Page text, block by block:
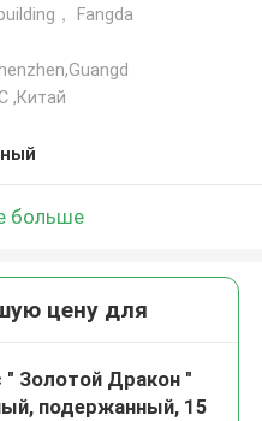
， Fangda
,Китай
больше
цену для
" Золотой Дракон "
подержанный, 15